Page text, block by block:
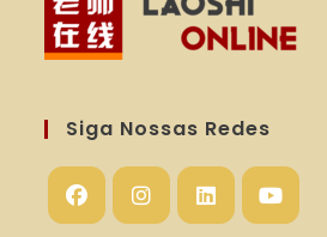
Siga Nossas Redes